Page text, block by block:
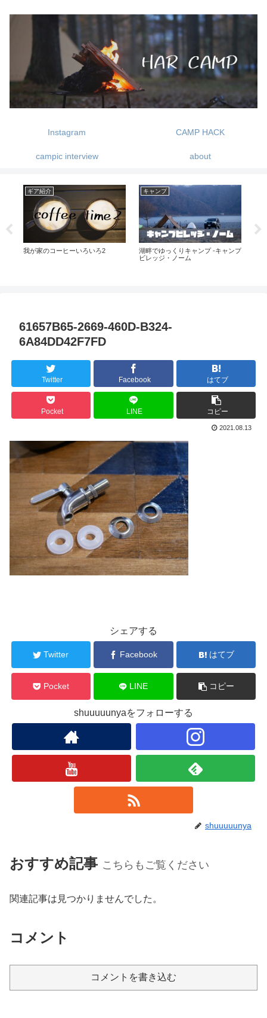
Instagram CAMP HACK
campic interview about
ギア紹介
我が家のコーヒーいろいろ2
キャンプ
湖畔でゆっくりキャンプ -キャンプ
ビレッジ・ノーム
61657B65-2669-460D-B324-
6A84DD42F7FD
Twitter Facebook はてブ
Pocket LINE コピー
2021.08.13
シェアする
Twitter Facebook はてブ
Pocket LINE コピー
shuuuuunyaをフォローする
shuuuuunya
おすすめ記事 こちらもご覧ください
関連記事は見つかりませんでした。
コメント
コメントを書き込む